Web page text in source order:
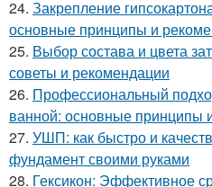
24. Закрепление
основные принципы и
25. Выбор состава и цвета
советы и рекомендации
26. Профессиональный
ванной: основные принципы
27. УШП: как быстро и
фундамент своими руками
28. Гексикон: Эффективное